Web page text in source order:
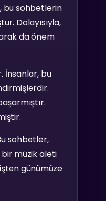
bu sohbetlerin
Dolayısıyla,
da önem
İnsanlar, bu
sohbetler,
bir müzik aleti
günümüze